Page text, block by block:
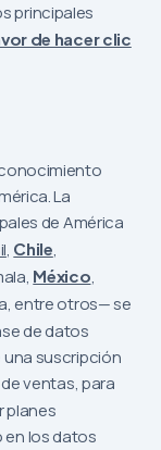
principales
de hacer clic
La
de América
, Chile,
México,
entre otros— se
de datos
suscripción
ventas, para
planes
los datos